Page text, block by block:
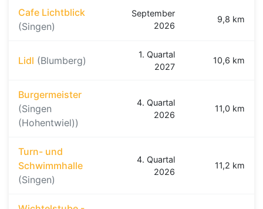
Cafe Lichtblick
(Singen)
September
2026
9,8 km
Lidl (Blumberg)
1. Quartal
2027
10,6 km
Burgermeister
(Singen
(Hohentwiel))
4. Quartal
2026
11,0 km
Turn- und
Schwimmhalle
(Singen)
4. Quartal
2026
11,2 km